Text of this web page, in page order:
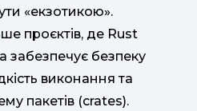
«екзотикою».
проєктів, де Rust
забезпечує безпеку
виконання та
пакетів (crates).